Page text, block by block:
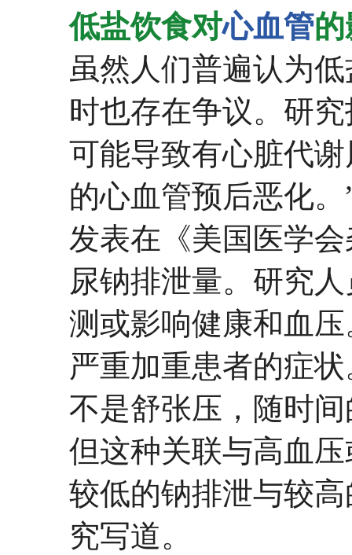
低盐饮食对心血管
虽然人们普遍认为
时也存在争议。研
可能导致有心脏代
的心血管预后恶化。
发表在《美国医学
尿钠排泄量。研究
测或影响健康和血
严重加重患者的症
不是舒张压，随时
但这种关联与高血
较低的钠排泄与较
究写道。